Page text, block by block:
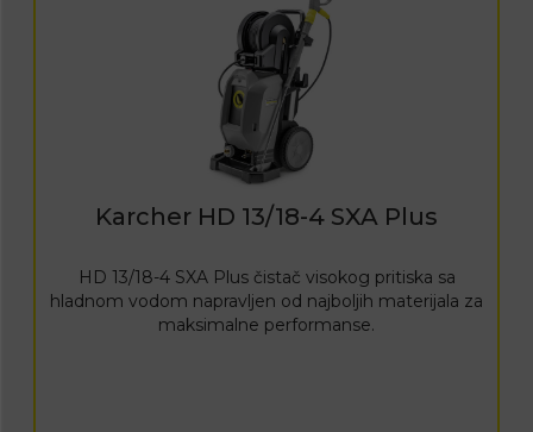
Karcher HD 13/18-4 SXA Plus
HD 13/18-4 SXA Plus čistač visokog pritiska sa
hladnom vodom napravljen od najboljih materijala za
maksimalne performanse.